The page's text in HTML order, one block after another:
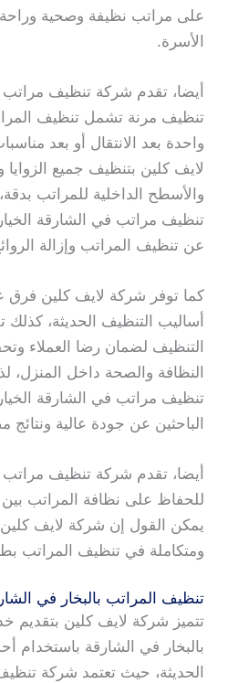
على مراتب نظيفة وصحية وراحة
الأسرة.
أيضا، تقدم شركة تنظيف
تنظيف مرنة تشمل تنظيف
واحدة بعد الانتقال أو بعد
لايف كلين بتنظيف جميع الزوايا
والأسطح الداخلية للمراتب
تنظيف مراتب في الشارقة
عن تنظيف المراتب وإزالة
كما توفر شركة لايف كلين
أساليب التنظيف الحديثة، كذلك
التنظيف لضمان رضا العملاء
النظافة والصحة داخل
تنظيف مراتب في الشارقة الخيار
الباحثين عن جودة عالية ونتائج
أيضا، تقدم شركة تنظيف
للحفاظ على نظافة المراتب
يمكن القول إن شركة لايف
ومتكاملة في تنظيف المراتب
تنظيف المراتب بالبخار في
تتميز شركة لايف كلين بتقديم
بالبخار في الشارقة باستخدام
الحديثة، حيث تعتمد شركة